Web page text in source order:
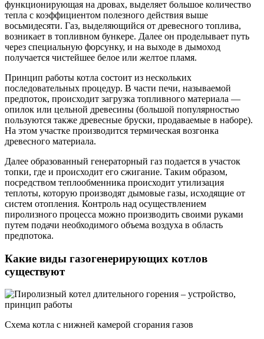
функционирующая на дровах, выделяет большое количество
тепла с коэффициентом полезного действия выше
восьмидесяти. Газ, выделяющийся от древесного топлива,
возникает в топливном бункере. Далее он проделывает путь
через специальную форсунку, и на выходе в дымоход
получается чистейшее белое или желтое пламя.
Принцип работы котла состоит из нескольких
последовательных процедур. В части печи, называемой
предпоток, происходит загрузка топливного материала —
опилок или цельной древесины (большой популярностью
пользуются также древесные бруски, продаваемые в наборе).
На этом участке производится термическая возгонка
древесного материала.
Далее образованный генераторный газ подается в участок
топки, где и происходит его сжигание. Таким образом,
посредством теплообменника происходит утилизация
теплоты, которую производят дымовые газы, исходящие от
систем отопления. Контроль над осуществлением
пиролизного процесса можно производить своими руками
путем подачи необходимого объема воздуха в область
предпотока.
Какие виды газогенерирующих котлов
существуют
Схема котла с нижней камерой сгорания газов